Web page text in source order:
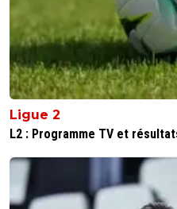
Répondre
Ligue 2
L2 : Programme TV et